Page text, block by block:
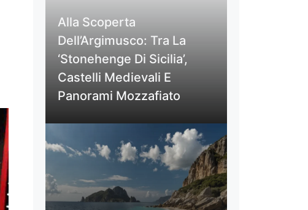
Alla Scoperta
Dell’Argimusco: Tra La
‘Stonehenge Di Sicilia’,
Castelli Medievali E
Panorami Mozzafiato